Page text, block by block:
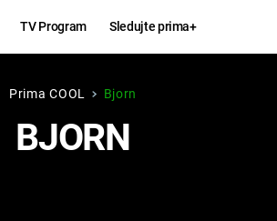
TV Program Sledujte prima+
Prima COOL Bjorn
BJORN